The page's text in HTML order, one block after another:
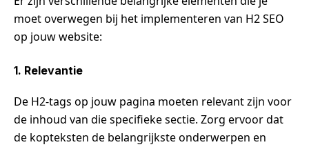
moet overwegen bij het implementeren van H2 SEO
op jouw website:
1. Relevantie
De H2-tags op jouw pagina moeten relevant zijn voor
de inhoud van die specifieke sectie. Zorg ervoor dat
de kopteksten de belangrijkste onderwerpen en